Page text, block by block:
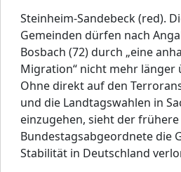
Steinheim-Sandebeck (red).
Gemeinden dürfen nach
Bosbach (72) durch „eine
Migration“ nicht mehr
Ohne direkt auf den
und die Landtagswahlen in
einzugehen, sieht der frühere
Bundestagsabgeordnete die
Stabilität in Deutschland